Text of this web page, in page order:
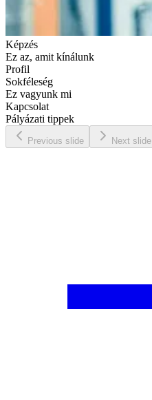
Képzés
Ez az, amit kínálunk
Profil
Sokféleség
Ez vagyunk mi
Kapcsolat
Pályázati tippek
Previous slide Next slide